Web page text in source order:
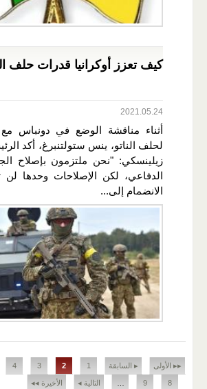
كيف تعزز أوكرانيا قدرات حلف
2021.05.24
أثناء مناقشة الوضع في دونباس مع
لحلف الناتو، ينس ستولتنبرغ، أكد
زيلينسكي: "نحن ملتزمون بإصلاح
الدفاعي، لكن الإصلاحات وحدها
الانضمام إلى...
الصفحات
▸▸ الأولى ▸ السابقة 1
2
3
4
8
9 التالية ◂ الأخيرة ◂◂